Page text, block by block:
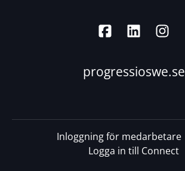
progressioswe.se
Inloggning för medarbetare
Logga in till Connect